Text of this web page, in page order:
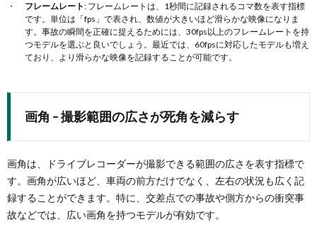
フレームレート: フレームレートは、1秒間に記録されるコマ数を表す指標
です。単位は「fps」で表され、数値が大きいほど滑らかな映像になりま
す。事故の瞬間を正確に捉えるためには、30fps以上のフレームレートを持
つモデルを選ぶと良いでしょう。最近では、60fpsに対応したモデルも増え
ており、より滑らかな映像を記録することが可能です。
画角 – 撮影範囲の広さが死角を減らす
画角は、ドライブレコーダーが撮影できる範囲の広さを表す指標で
す。画角が広いほど、車両の前方だけでなく、左右の状況も広く記
録することができます。特に、交差点での事故や側方からの衝突事
故などでは、広い画角を持つモデルが有効です。